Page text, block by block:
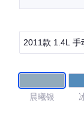
2011款 1.4L 手
晨曦银